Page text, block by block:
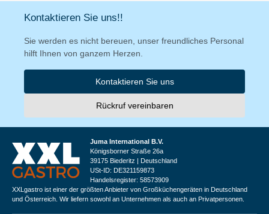
Kontaktieren Sie uns!!
Sie werden es nicht bereuen, unser freundliches Personal
hilft Ihnen von ganzem Herzen.
Kontaktieren Sie uns
Rückruf vereinbaren
Juma International B.V.
Königsborner Straße 26a
39175 Biederitz | Deutschland
USt-ID: DE321159873
Handelsregister: 58573909
XXLgastro ist einer der größten Anbieter von Großküchengeräten in Deutschland
und Österreich. Wir liefern sowohl an Unternehmen als auch an Privatpersonen.